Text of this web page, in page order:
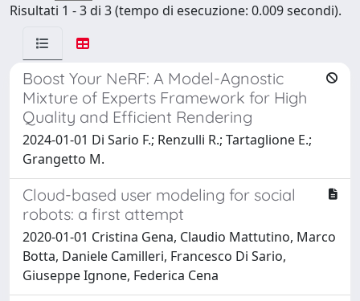
Risultati 1 - 3 di 3 (tempo di esecuzione: 0.009 secondi).
Boost Your NeRF: A Model-Agnostic
Mixture of Experts Framework for High
Quality and Efficient Rendering
2024-01-01 Di Sario F.; Renzulli R.; Tartaglione E.;
Grangetto M.
Cloud-based user modeling for social
robots: a first attempt
2020-01-01 Cristina Gena, Claudio Mattutino, Marco
Botta, Daniele Camilleri, Francesco Di Sario,
Giuseppe Ignone, Federica Cena